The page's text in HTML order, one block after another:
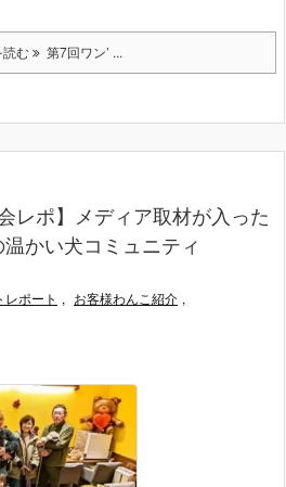
読む 第7回ワン’ ...
レポ】メディア取材が入った
かい犬コミュニティ
レポート , お客様わんこ紹介 ,